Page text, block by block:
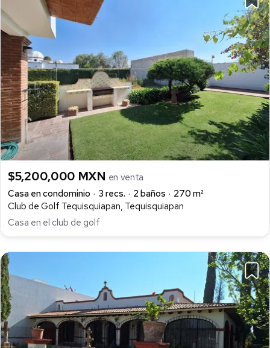
$5,200,000 MXN en venta
Casa en condominio
3 recs. 2 baños
270 m²
Club de Golf Tequisquiapan, Tequisquiapan
Casa en el club de golf